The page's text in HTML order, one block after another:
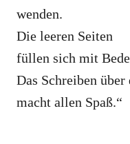
wenden.
Die leeren Seiten
füllen sich mit
Das Schreiben
macht allen Spaß.“